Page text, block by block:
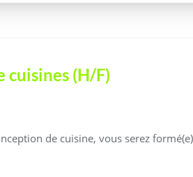
cuisines (H/F)
de cuisine, vous serez